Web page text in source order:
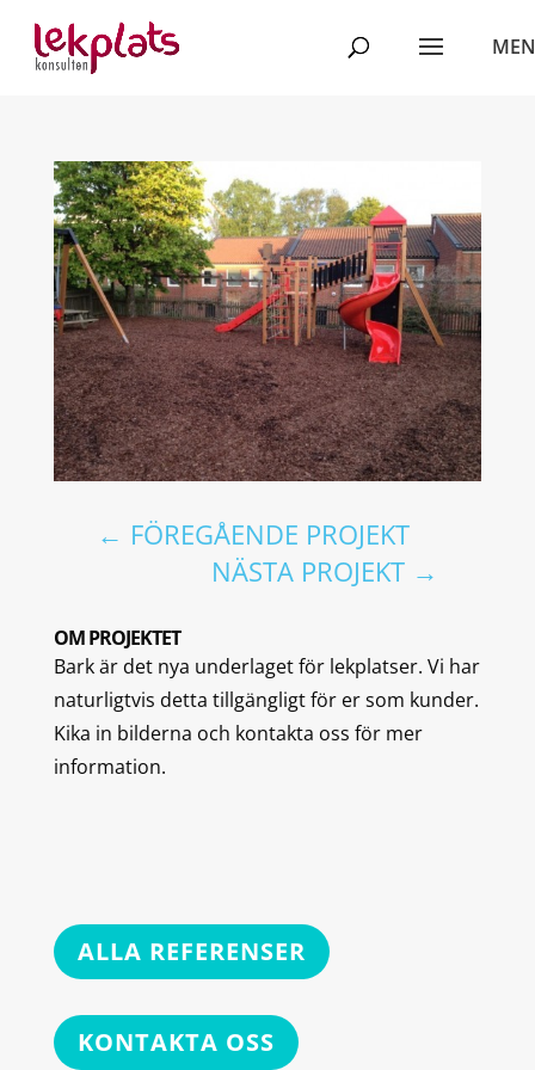
← FÖREGÅENDE PROJEKT
NÄSTA PROJEKT →
OM PROJEKTET
Bark är det nya underlaget för lekplatser. Vi har
naturligtvis detta tillgängligt för er som kunder.
Kika in bilderna och kontakta oss för mer
information.
ALLA REFERENSER
KONTAKTA OSS